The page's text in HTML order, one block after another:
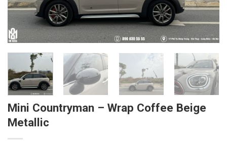
Mini Countryman – Wrap Coffee Beige
Metallic